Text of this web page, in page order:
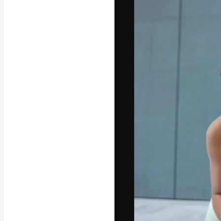
La
migliori lavori.
creativi,
Copyright © 2010-